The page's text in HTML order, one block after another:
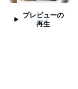
プレビューの
再生